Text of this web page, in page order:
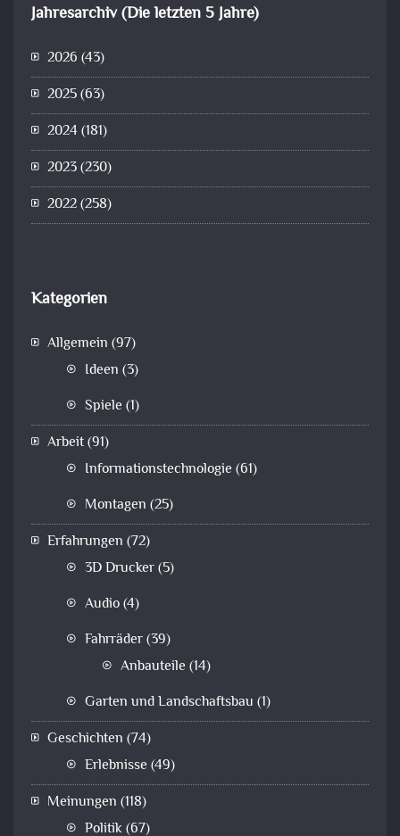
Jahresarchiv (Die letzten 5 Jahre)
2026 (43)
2025(63)
2024(181)
2023(230)
2022(258)
Kategorien
Allgemein (97)
Ideen (3)
Spiele (1)
Arbeit(91)
Informationstechnologie (61)
Montagen (25)
Erfahrungen (72)
3D Drucker(5)
Audio(4)
Fahrräder(39)
Anbauteile (14)
Garten und Landschaftsbau (1)
Geschichten (74)
Erlebnisse (49)
Meinungen (118)
Politik(67)